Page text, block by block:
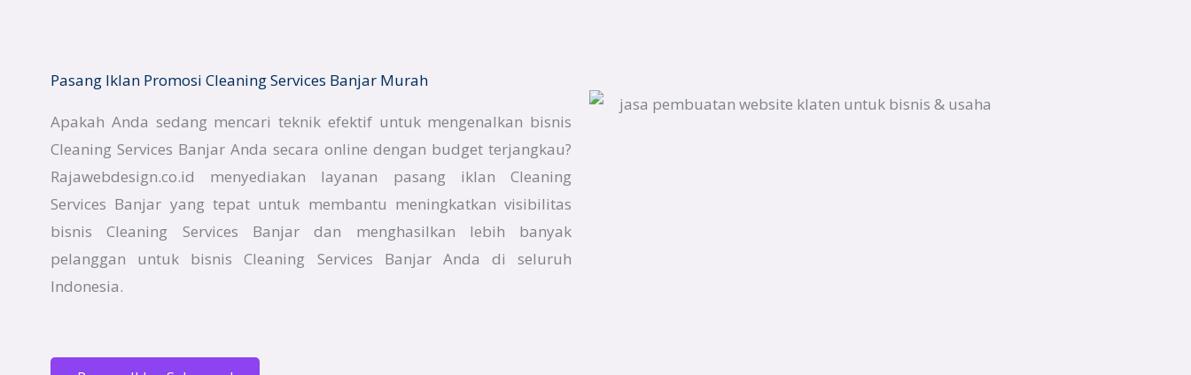
Pasang Iklan Promosi Cleaning Services Banjar Murah
Apakah Anda sedang mencari teknik efektif untuk mengenalkan bisnis
Cleaning Services Banjar Anda secara online dengan budget terjangkau?
Rajawebdesign.co.id menyediakan layanan pasang iklan Cleaning
Services Banjar yang tepat untuk membantu meningkatkan visibilitas
bisnis Cleaning Services Banjar dan menghasilkan lebih banyak
pelanggan untuk bisnis Cleaning Services Banjar Anda di seluruh
Indonesia.